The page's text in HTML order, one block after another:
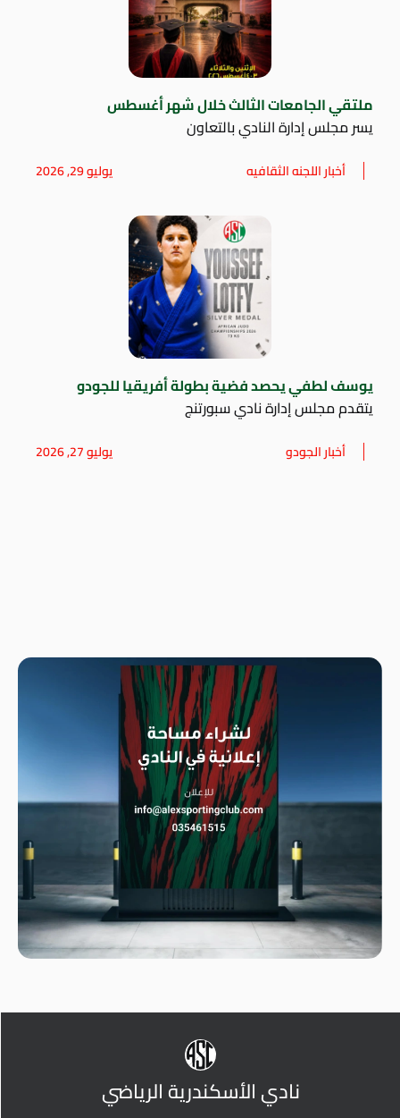
ملتقي الجامعات الثالث خلال شهر أغسطس
يسر مجلس إدارة النادي بالتعاون
أخبار اللجنه الثقافيه يوليو 29, 2026
يوسف لطفي يحصد فضية بطولة أفريقيا للجودو
يتقدم مجلس إدارة نادي سبورتنج
أخبار الجودو يوليو 27, 2026
نادي الأسكندرية الرياضي